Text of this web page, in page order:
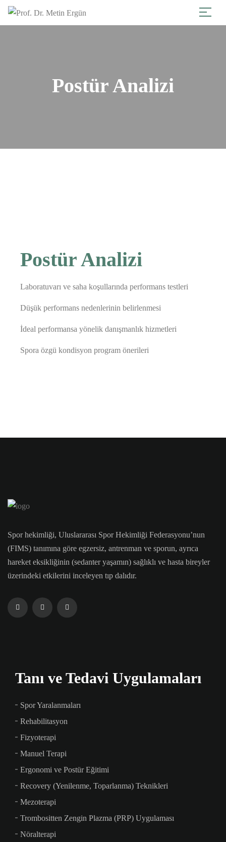
Postür Analizi
Postür Analizi
Laboratuvarı ve saha koşullarında performans testleri
Düşük performans nedenlerinin belirlenmesi
İdeal performansa yönelik danışmanlık hizmetleri
Spora özgü kondisyon program önerileri
Spor hekimliği, Uluslararası Spor Hekimliği Federasyonu’nun
(FIMS) tanımına göre egzersiz, antrenman ve sporun, ayrıca
hareket eksikliğinin (sedanter yaşamın) sağlıklı ve hasta bireyler
üzerindeki etkilerini inceleyen tıp dalıdır.
Tanı ve Tedavi Uygulamaları
Spor Yaralanmaları
Rehabilitasyon
Fizyoterapi
Manuel Terapi
Ergonomi ve Postür Eğitimi
Recovery (Yenilenme, Toparlanma) Teknikleri
Mezoterapi
Trombositten Zengin Plazma (PRP) Uygulaması
Nöralterapi